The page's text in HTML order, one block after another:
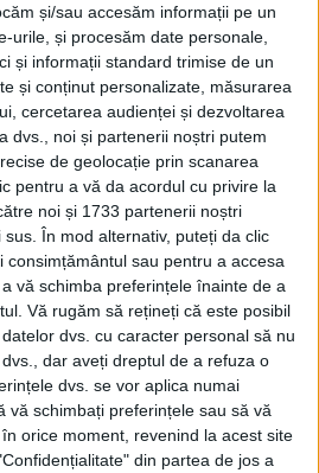
și/sau accesăm informații pe un
urile, și procesăm date personale,
și informații standard trimise de un
și conținut personalizate, măsurarea
cercetarea audienței și dezvoltarea
dvs., noi și partenerii noștri putem
de geolocație prin scanarea
pentru a vă da acordul cu privire la
noi și 1733 partenerii noștri
În mod alternativ, puteți da clic
consimțământul sau pentru a accesa
vă schimba preferințele înainte de a
Vă rugăm să rețineți că este posibil
dvs. cu caracter personal să nu
dar aveți dreptul de a refuza o
dvs. se vor aplica numai
vă schimbați preferințele sau să vă
orice moment, revenind la acest site
din partea de jos a
oprite de către colegii care
mai multe tentative de
utilizarea unor dispozitive
precum ochelari prevăzuți cu
artificială”.
pe profesorii supraveghetori
activitatea polițiștilor și
cercetările desfășurate de
Tribunalul Alba, într-un dosar
a unor informații
examenului.
reprezintă fundamentul
nu este negociabilă!”, a